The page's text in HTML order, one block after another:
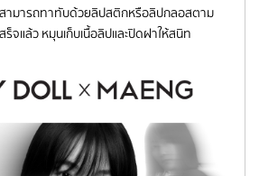
ามารถทาทับด้วยลิปสติกหรือลิปกลอสตาม
ร็จแล้ว หมุนเก็บเนื้อลิปและปิดฝาให้สนิท